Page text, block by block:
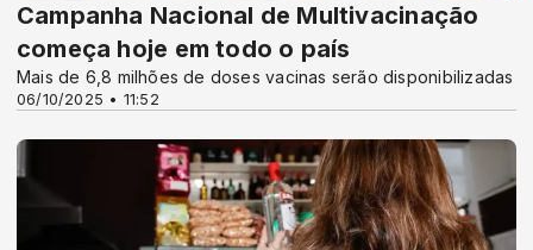
06/10/2025 • 11:52
Campanha Nacional de Multivacinação
começa hoje em todo o país
Mais de 6,8 milhões de doses vacinas serão disponibilizadas